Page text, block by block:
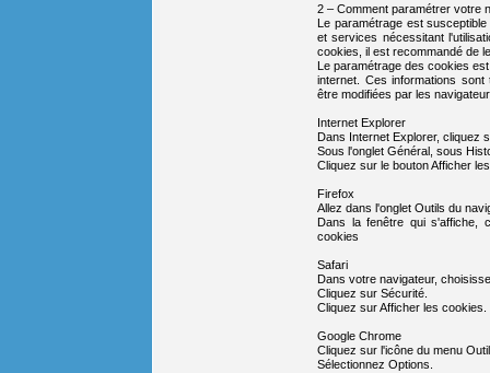
2 – Comment paramétrer votre
Le paramétrage est
et services nécessitant
cookies, il est recommandé de
Le paramétrage des cookies
internet. Ces informations
être modifiées par les
Internet Explorer
Dans Internet Explorer, cliquez
Sous l'onglet Général, sous
Cliquez sur le bouton Afficher
Firefox
Allez dans l'onglet Outils du
Dans la fenêtre qui s'affiche,
cookies
Safari
Dans votre navigateur,
Cliquez sur Sécurité.
Cliquez sur Afficher les cookies.
Google Chrome
Cliquez sur l'icône du menu
Sélectionnez Options.